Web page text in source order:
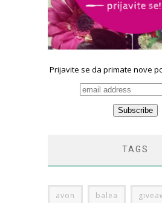
Prijavite se da primate nove
TAGS
avon balea